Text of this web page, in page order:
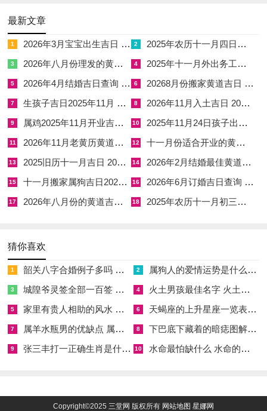
冲煞主冲突阻碍，宜避之则安。谢土择日，首重避开冲煞，若日
支与个人生肖相冲，如子午冲、卯酉冲，则易生口舌是非，事业
动荡。例如乙巳年太岁在东南，岁破在西北，三煞位东方，若动
土方向逢此位，则需谨慎；尤以生肖属蛇、猪、虎、猴者，犯太
局喜水，则择水旺之日，如壬癸亥子日，主运势亨通；若喜木，
则甲乙寅卯日佳。节气前后，气场不稳，如立冬之交，天地气
转，宜避之；若强行动土，则主根基浮动。结合个人大运流年若
正行金运，而日课火旺，火克金，则需水调候以平衡，故择日非
孤立之事，需综观全局。
在传统习俗动土建房乃人生大事，常择良辰吉日以谢土地神灵，
祈求家宅平安、事业兴旺。谢土仪式，多选吉时焚香祭拜，备三
牲果品，诵经祈福，以表对天地自然的敬畏。若日课逢黄道吉
日，则仪式更添祥瑞，常有命主于此日邀亲友共庆，席间言笑晏
晏，寓意人丁兴旺。习俗中动土前需清扫地基，埋五谷杂粮，象
征五谷丰登；若遇凶日，则延后行事，以免冲撞地脉。此传统源
行事注意事项
2025年属龙人的全年运势
最新文章
1 2026年3月宝宝出生吉日 2026年兔宝宝3月几号出生好 2 2025年农历十一月四日是多少号 2025年农历十一月初四是阳历几号
3 2026年八月份理发的黄道吉日 2026年八月份理发吉日 4 2025年十一月外出务工出行吉日 2025年10月份出门打工吉日
5 2026年4月结婚吉日查询 2026年4月最佳结婚吉日 6 20268月份搬家黄道吉日 2026年l月份搬家黄道吉日
7 生孩子吉日2025年11月 生孩子吉日2026 8 2026年11月入土吉日 2026年11月6号入宅
9 属鸡2025年11月开业吉日 属鸡2025年10月份黄道日历表 10 2025年11月24日孩子出生起名 2025年11月出生宝宝取名书
11 2026年11月老黄历黄道吉日查询 2026年11月16老黄历 12 十一月份适合开业的黄道吉日2026 十一月份适合开业的黄道吉日表
13 2025旧历十一月吉日 2025年新历11月黄道吉日专用日历 14 2026年2月结婚最佳黄道吉日 2026年最佳结婚吉日6月
15 十一月搬家属狗吉日2025 属狗的十一月搬家吉日 16 2026年6月订婚吉日查询 2026年6月定档
17 2026年八月份的黄道吉日有哪些 2026年八月份日历表 18 2025年农历十一月初三是黄道吉日吗 2025年农历十一月初三日子好不好
猜你喜欢
1 韶关八字合婚例子多吗 韶关八字测风水 2 属狗人的爱情运势是什么意思 属狗的人爱情观
3 城隍爷灵签全部一百签 城隍爷灵签解签大全 4 火土男孩最佳名字 火土属性的字男孩名字有哪些
5 家里有贵人相助的风水 家里有贵人是什么意思 6 天蝎座的上升星座一览表 天蝎座的上升星座查询
7 属羊水瓶男的优缺点 属羊水瓶座男生性格爱情观 8 下巴底下藏着的暗痣图解 下巴尖底下有痣代表什么
9 张三丰打一正确生肖是什么意思 张三丰是指什么生肖 10 水命最怕缺什么 水命的人忌什么
Copyright©2025 三堂网 版权所有 网站地图 星娜网